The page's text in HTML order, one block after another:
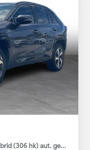
(306 hk) aut. gear